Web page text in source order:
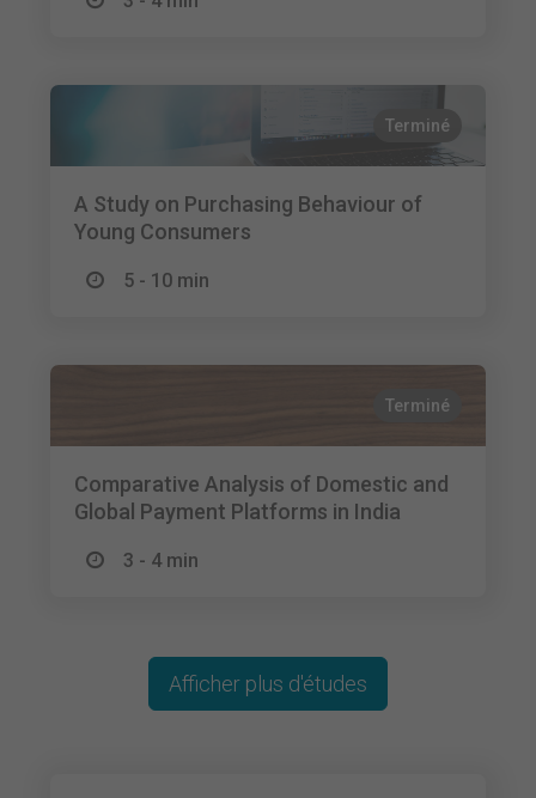
Terminé
A Study on Purchasing Behaviour of
Young Consumers
5 - 10 min
Terminé
Comparative Analysis of Domestic and
Global Payment Platforms in India
3 - 4 min
Afficher plus d'études